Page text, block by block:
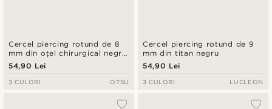
Cercel piercing rotund de 8
mm din oțel chirurgical negru
răsucit
54,90 Lei
3 CULORI OTSU
Cercel piercing rotund de 9
mm din titan negru
54,90 Lei
3 CULORI LUCLEON